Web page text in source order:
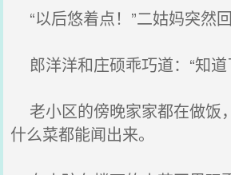
“以后悠着点！”二姑妈突然回
郎洋洋和庄硕乖巧道：“知道
老小区的傍晚家家都在做饭
什么菜都能闻出来。